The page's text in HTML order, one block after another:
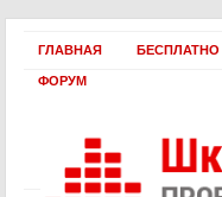
ГЛАВНАЯ БЕСПЛАТНО
ФОРУМ